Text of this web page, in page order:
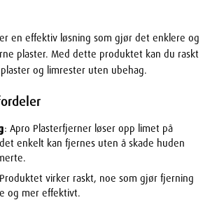
en effektiv løsning som gjør det enklere og
plaster. Med dette produktet kan du raskt
og limrester uten ubehag.
: Apro Plasterfjerner løser opp limet på
enkelt kan fjernes uten å skade huden
virker raskt, noe som gjør fjerning
og mer effektivt.